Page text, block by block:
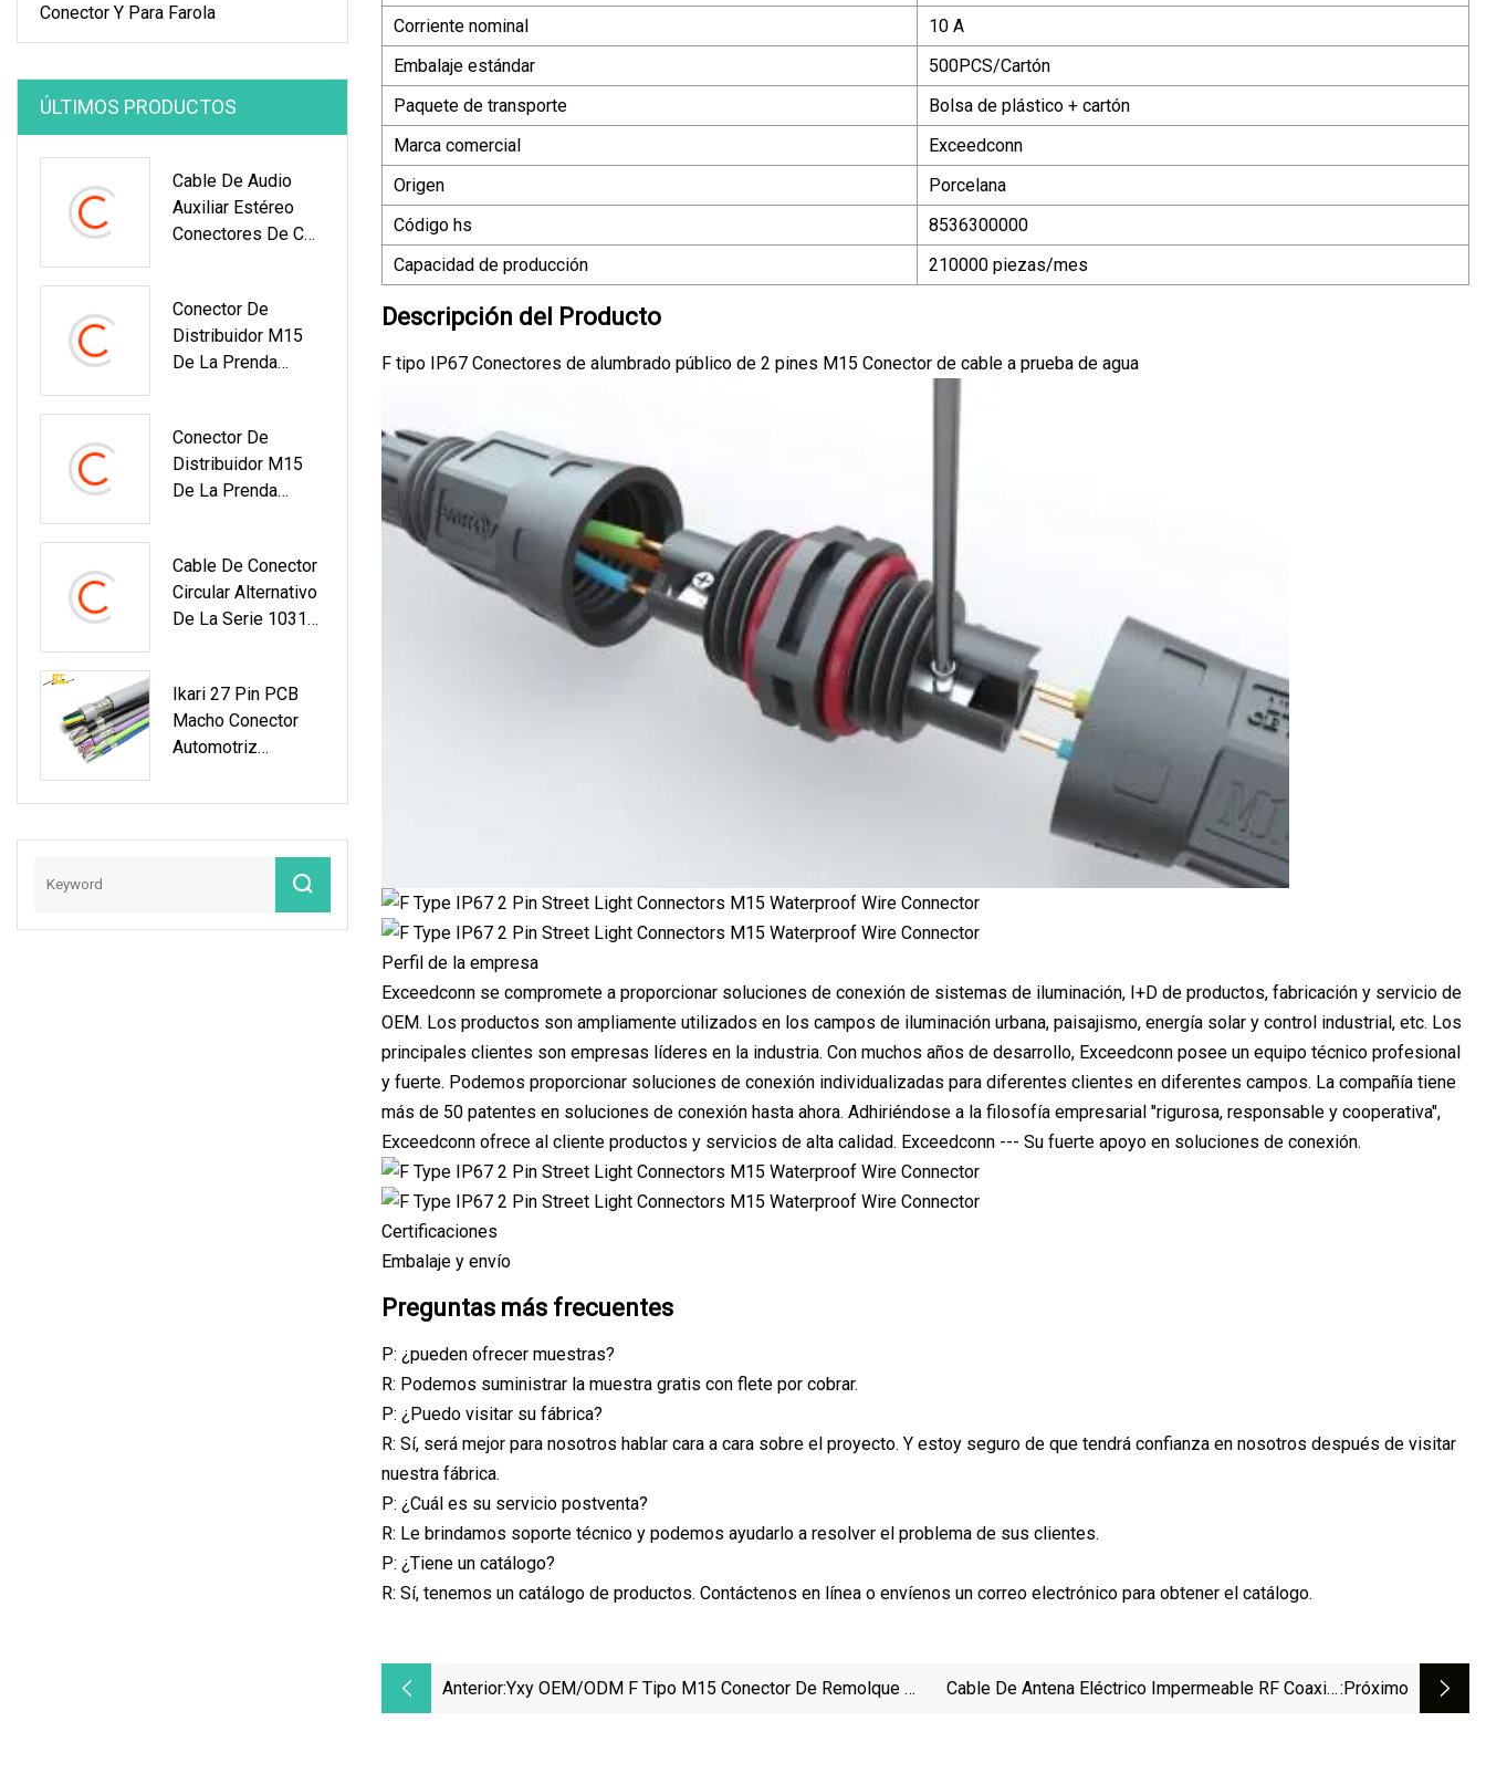
Conector Y Para Farola
ÚLTIMOS PRODUCTOS
Cable De Audio
Auxiliar Estéreo
Conectores De CA
Conector De
Distribuidor M15
De La Prenda
Cable De La Luz
De Calle LED Al
Aire Libre 2
Conector De
Distribuidor M15
De La Prenda
Cable 2 De La Luz
De Calle Al Aire
Libre LED
Cable De Conector
Circular Alternativo
De La Serie 1031
A012 A019 130+
Ikari 27 Pin PCB
Macho Conector
Automotriz
China 2 3 4 5 6 Pin
Prueba De Agua
Conector De Cable
Prueba De Agua
Corriente nominal
10 A
Embalaje estándar
500PCS/Cartón
Paquete de transporte
Bolsa de plástico + cartón
Marca comercial
Exceedconn
Origen
Porcelana
Código hs
8536300000
Capacidad de producción
210000 piezas/mes
Descripción del Producto
F tipo IP67 Conectores de alumbrado público de 2 pines M15 Conector de cable a prueba de agua
Perfil de la empresa
Exceedconn se compromete a proporcionar soluciones de conexión de sistemas de iluminación, I+D de productos, fabricación y servicio de
OEM. Los productos son ampliamente utilizados en los campos de iluminación urbana, paisajismo, energía solar y control industrial, etc. Los
principales clientes son empresas líderes en la industria. Con muchos años de desarrollo, Exceedconn posee un equipo técnico profesional
y fuerte. Podemos proporcionar soluciones de conexión individualizadas para diferentes clientes en diferentes campos. La compañía tiene
más de 50 patentes en soluciones de conexión hasta ahora. Adhiriéndose a la filosofía empresarial "rigurosa, responsable y cooperativa",
Exceedconn ofrece al cliente productos y servicios de alta calidad. Exceedconn --- Su fuerte apoyo en soluciones de conexión.
Certificaciones
Embalaje y envío
Preguntas más frecuentes
P: ¿pueden ofrecer muestras?
R: Podemos suministrar la muestra gratis con flete por cobrar.
P: ¿Puedo visitar su fábrica?
R: Sí, será mejor para nosotros hablar cara a cara sobre el proyecto. Y estoy seguro de que tendrá confianza en nosotros después de visitar
nuestra fábrica.
P: ¿Cuál es su servicio postventa?
R: Le brindamos soporte técnico y podemos ayudarlo a resolver el problema de sus clientes.
P: ¿Tiene un catálogo?
R: Sí, tenemos un catálogo de productos. Contáctenos en línea o envíenos un correo electrónico para obtener el catálogo.
Anterior:Yxy OEM/ODM F Tipo M15 Conector De Remolque A
Cable De Antena Eléctrico Impermeable RF Coaxial:próximo